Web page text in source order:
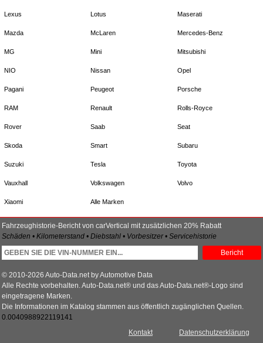
Lexus Lotus Maserati
Mazda McLaren Mercedes-Benz
MG Mini Mitsubishi
NIO Nissan Opel
Pagani Peugeot Porsche
RAM Renault Rolls-Royce
Rover Saab Seat
Skoda Smart Subaru
Suzuki Tesla Toyota
Vauxhall Volkswagen Volvo
Xiaomi Alle Marken
Fahrzeughistorie-Bericht von carVertical mit zusätzlichen 20% Rabatt
Schäden • Kilometerstand • Diebstahl • Vorbesitzer • Servicehistorie
Bericht
© 2010-2026 Auto-Data.net by Automotive Data
Alle Rechte vorbehalten. Auto-Data.net® und das Auto-Data.net®-Logo sind
eingetragene Marken.
Die Informationen im Katalog stammen aus öffentlich zugänglichen Quellen.
0.0040988922119141
Datenschutzerklärung
Kontakt